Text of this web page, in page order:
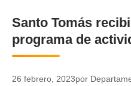
DEPORTES
ENTRETENIMIENTO Y
POLICIAL
Santo Tomás
programa de
26 febrero, 2023por